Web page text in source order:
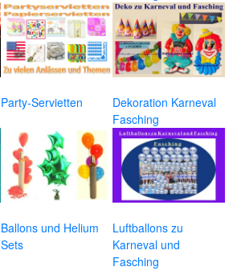
Party-Servietten
Dekoration Karneval
Fasching
Ballons und Helium
Sets
Luftballons zu
Karneval und
Fasching